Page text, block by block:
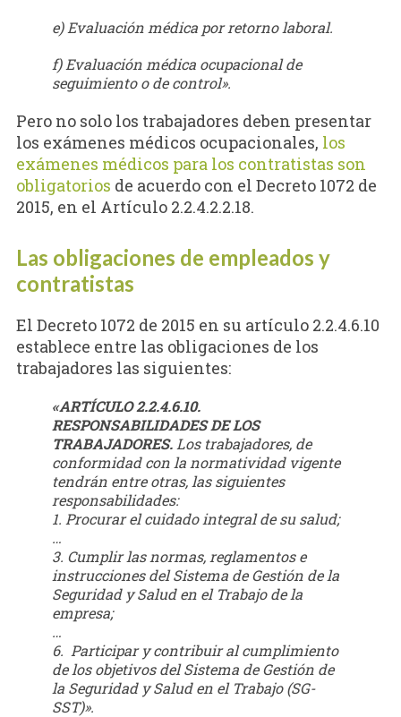
e) Evaluación médica por retorno laboral.
f) Evaluación médica ocupacional de
seguimiento o de control».
Pero no solo los trabajadores deben presentar
los exámenes médicos ocupacionales, los
exámenes médicos para los contratistas son
obligatorios de acuerdo con el Decreto 1072 de
2015, en el Artículo 2.2.4.2.2.18.
Las obligaciones de empleados y
contratistas
El Decreto 1072 de 2015 en su artículo 2.2.4.6.10
establece entre las obligaciones de los
trabajadores las siguientes:
«ARTÍCULO 2.2.4.6.10.
RESPONSABILIDADES DE LOS
TRABAJADORES.Los trabajadores, de
conformidad con la normatividad vigente
tendrán entre otras, las siguientes
responsabilidades:
1. Procurar el cuidado integral de su salud;
…
3. Cumplir las normas, reglamentos e
instrucciones del Sistema de Gestión de la
Seguridad y Salud en el Trabajo de la
empresa;
…
6. Participar y contribuir al cumplimiento
de los objetivos del Sistema de Gestión de
la Seguridad y Salud en el Trabajo (SG-
SST)».